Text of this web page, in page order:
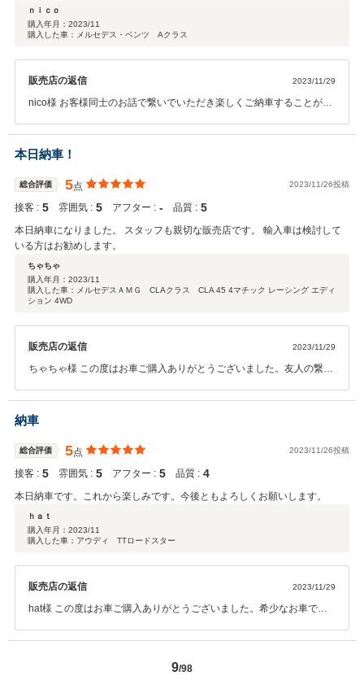
ｎｉｃｏ
購入年月： 2023/11
購入した車：メルセデス・ベンツ Aクラス
販売店の返信 2023/11/29
nico様 お客様同士のお話で繋いでいただき楽しくご納車することが出
まずご連絡いただけたらと思います。しっかりお守りさせていただき
ますので安心してカーライフをお楽しみください。ありがとうござい
本日納車！
総合評価 5点 2023/11/26投稿
接客 : 5 雰囲気 : 5 アフター : ‐ 品質 : 5
本日納車になりました。 スタッフも親切な販売店です。 輸入車は検討して
いる方はお勧めします。
ちゃちゃ
購入年月： 2023/11
購入した車：メルセデスＡＭＧ CLAクラス CLA 45 4マチック レーシング エディ
ション 4WD
販売店の返信 2023/11/29
ちゃちゃ様 この度はお車ご購入ありがとうございました。友人の繋が
ますので末永くよろしくお願い致します。また細かな事でもお気楽に
お声掛けください。ありがとうございました！！
納車
総合評価 5点 2023/11/26投稿
接客 : 5 雰囲気 : 5 アフター : 5 品質 : 4
本日納車です。これから楽しみです。今後ともよろしくお願いします。
ｈａｔ
購入年月： 2023/11
購入した車：アウディ TTロードスター
販売店の返信 2023/11/29
hat様 この度はお車ご購入ありがとうございました。希少なお車です
しっかりフォローさせていただきますので末永くよろしくお願い致し
9/98